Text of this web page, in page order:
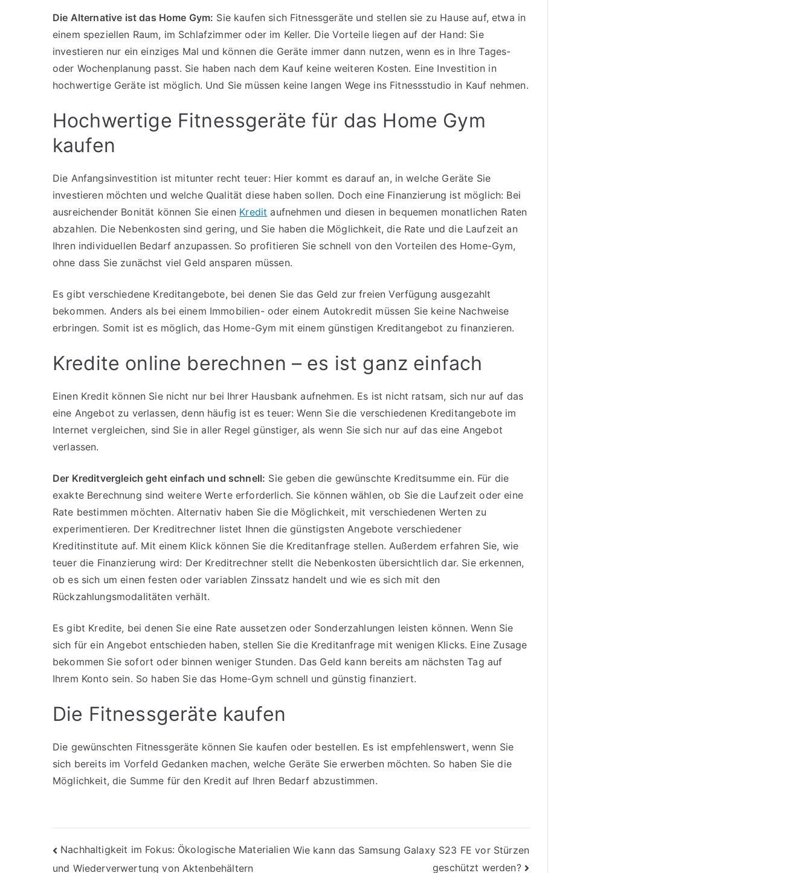
Die Alternative ist das Home Gym: Sie kaufen sich Fitnessgeräte und stellen sie zu Hause auf, etwa in
einem speziellen Raum, im Schlafzimmer oder im Keller. Die Vorteile liegen auf der Hand: Sie
investieren nur ein einziges Mal und können die Geräte immer dann nutzen, wenn es in Ihre Tages-
oder Wochenplanung passt. Sie haben nach dem Kauf keine weiteren Kosten. Eine Investition in
hochwertige Geräte ist möglich. Und Sie müssen keine langen Wege ins Fitnessstudio in Kauf nehmen.
Hochwertige Fitnessgeräte für das Home Gym
kaufen
Die Anfangsinvestition ist mitunter recht teuer: Hier kommt es darauf an, in welche Geräte Sie
investieren möchten und welche Qualität diese haben sollen. Doch eine Finanzierung ist möglich: Bei
ausreichender Bonität können Sie einen Kredit aufnehmen und diesen in bequemen monatlichen Raten
abzahlen. Die Nebenkosten sind gering, und Sie haben die Möglichkeit, die Rate und die Laufzeit an
Ihren individuellen Bedarf anzupassen. So profitieren Sie schnell von den Vorteilen des Home-Gym,
ohne dass Sie zunächst viel Geld ansparen müssen.
Es gibt verschiedene Kreditangebote, bei denen Sie das Geld zur freien Verfügung ausgezahlt
bekommen. Anders als bei einem Immobilien- oder einem Autokredit müssen Sie keine Nachweise
erbringen. Somit ist es möglich, das Home-Gym mit einem günstigen Kreditangebot zu finanzieren.
Kredite online berechnen – es ist ganz einfach
Einen Kredit können Sie nicht nur bei Ihrer Hausbank aufnehmen. Es ist nicht ratsam, sich nur auf das
eine Angebot zu verlassen, denn häufig ist es teuer: Wenn Sie die verschiedenen Kreditangebote im
Internet vergleichen, sind Sie in aller Regel günstiger, als wenn Sie sich nur auf das eine Angebot
verlassen.
Der Kreditvergleich geht einfach und schnell: Sie geben die gewünschte Kreditsumme ein. Für die
exakte Berechnung sind weitere Werte erforderlich. Sie können wählen, ob Sie die Laufzeit oder eine
Rate bestimmen möchten. Alternativ haben Sie die Möglichkeit, mit verschiedenen Werten zu
experimentieren. Der Kreditrechner listet Ihnen die günstigsten Angebote verschiedener
Kreditinstitute auf. Mit einem Klick können Sie die Kreditanfrage stellen. Außerdem erfahren Sie, wie
teuer die Finanzierung wird: Der Kreditrechner stellt die Nebenkosten übersichtlich dar. Sie erkennen,
ob es sich um einen festen oder variablen Zinssatz handelt und wie es sich mit den
Rückzahlungsmodalitäten verhält.
Es gibt Kredite, bei denen Sie eine Rate aussetzen oder Sonderzahlungen leisten können. Wenn Sie
sich für ein Angebot entschieden haben, stellen Sie die Kreditanfrage mit wenigen Klicks. Eine Zusage
bekommen Sie sofort oder binnen weniger Stunden. Das Geld kann bereits am nächsten Tag auf
Ihrem Konto sein. So haben Sie das Home-Gym schnell und günstig finanziert.
Die Fitnessgeräte kaufen
Die gewünschten Fitnessgeräte können Sie kaufen oder bestellen. Es ist empfehlenswert, wenn Sie
sich bereits im Vorfeld Gedanken machen, welche Geräte Sie erwerben möchten. So haben Sie die
Möglichkeit, die Summe für den Kredit auf Ihren Bedarf abzustimmen.
Beitragsnavigation
Nachhaltigkeit im Fokus: Ökologische Materialien
und Wiederverwertung von Aktenbehältern
Wie kann das Samsung Galaxy S23 FE vor Stürzen
geschützt werden?